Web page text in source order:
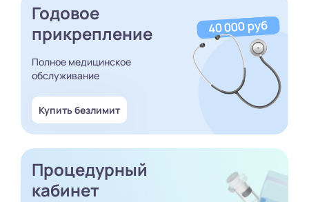
Годовое
прикрепление
Полное медицинское
обслуживание
Купить безлимит
Процедурный
кабинет